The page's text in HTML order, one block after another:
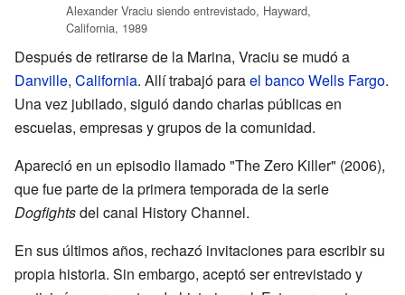
Alexander Vraciu siendo entrevistado, Hayward,
California, 1989
Después de retirarse de la Marina, Vraciu se mudó a
Danville, California. Allí trabajó parael banco Wells Fargo.
Una vez jubilado, siguió dando charlas públicas en
escuelas, empresas y grupos de la comunidad.
Apareció en un episodio llamado "The Zero Killer" (2006),
que fue parte de la primera temporada de la serie
Dogfightsdel canal History Channel.
En sus últimos años, rechazó invitaciones para escribir su
propia historia. Sin embargo, aceptó ser entrevistado y